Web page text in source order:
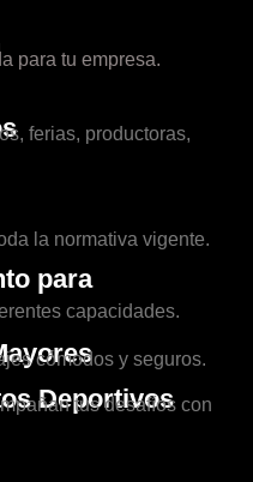
para tu empresa.
ferias, productoras,
la normativa vigente.
para
capacidades.
cómodos y seguros.
Deportivos
tus desafíos con